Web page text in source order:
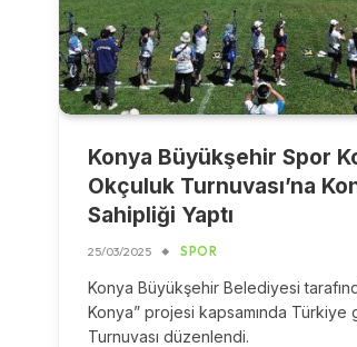
Konya Büyükşehir Spor
Okçuluk Turnuvası’na
Sahipliği Yaptı
25/03/2025 SPOR
Konya Büyükşehir Belediyesi
Konya” projesi kapsamında Türkiye
Turnuvası düzenlendi.